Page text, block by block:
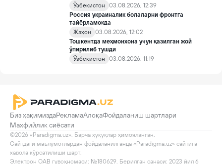
Ўзбекистон
03.08.2026, 12:39
Россия украиналик болаларни фронтга
тайёрламоқда
Жаҳон
03.08.2026, 12:02
Тошкентда меҳмонхона учун қазилган жой
ўпирилиб тушди
Ўзбекистон
03.08.2026, 11:19
Биз ҳақимиздаРекламаАлоқаФойдаланиш шартлари
Махфийлик сиёсати
©2026 «Paradigma.uz». Барча ҳуқуқлар ҳимояланган.
Сайтдаги маълумотлардан фойдаланилганда «Paradigma.uz» сайтига
хавола кўрсатилиши шарт.
Электрон ОАВ гувоҳномаси: №180629. Берилган санаси: 2023 йил 6